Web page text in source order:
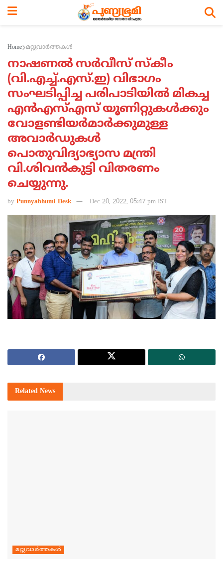
Home മറ്റുവാര്‍ത്തകള്‍
നാഷണല്‍ സര്‍വീസ് സ്‌കീം
(വി.എച്ച്.എസ്.ഇ) വിഭാഗം
സംഘടിപ്പിച്ച പരിപാടിയില്‍ മികച്ച
എന്‍എസ്എസ് യൂണിറ്റുകള്‍ക്കും
വോളണ്ടിയര്‍മാര്‍ക്കുമുള്ള
അവാര്‍ഡുകള്‍
പൊതുവിദ്യാഭ്യാസ മന്ത്രി
വി.ശിവന്‍കുട്ടി വിതരണം
ചെയ്യുന്നു.
by Punnyabhumi Desk Dec 20, 2022, 05:47 pm IST
Related News
മറ്റുവാര്‍ത്തകള്‍